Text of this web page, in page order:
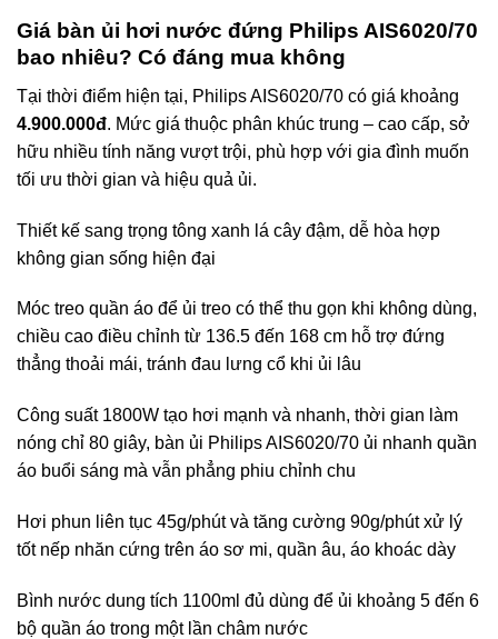
Giá bàn ủi hơi nước đứng Philips AIS6020/70
bao nhiêu? Có đáng mua không
Tại thời điểm hiện tại, Philips AIS6020/70 có giá khoảng
4.900.000đ. Mức giá thuộc phân khúc trung – cao cấp, sở
hữu nhiều tính năng vượt trội, phù hợp với gia đình muốn
tối ưu thời gian và hiệu quả ủi.
Thiết kế sang trọng tông xanh lá cây đậm, dễ hòa hợp
không gian sống hiện đại
Móc treo quần áo để ủi treo có thể thu gọn khi không dùng,
chiều cao điều chỉnh từ 136.5 đến 168 cm hỗ trợ đứng
thẳng thoải mái, tránh đau lưng cổ khi ủi lâu
Công suất 1800W tạo hơi mạnh và nhanh, thời gian làm
nóng chỉ 80 giây, bàn ủi Philips AIS6020/70 ủi nhanh quần
áo buổi sáng mà vẫn phẳng phiu chỉnh chu
Hơi phun liên tục 45g/phút và tăng cường 90g/phút xử lý
tốt nếp nhăn cứng trên áo sơ mi, quần âu, áo khoác dày
Bình nước dung tích 1100ml đủ dùng để ủi khoảng 5 đến 6
bộ quần áo trong một lần châm nước